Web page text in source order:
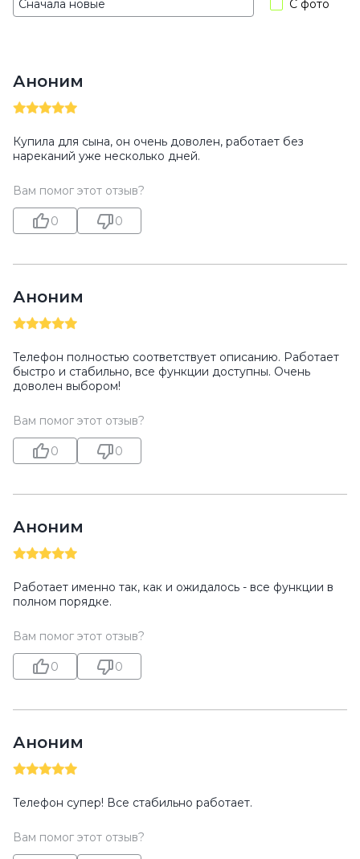
С фото
Аноним
Купила для сына, он очень доволен, работает без
нареканий уже несколько дней.
Вам помог этот отзыв?
0 0
Аноним
Телефон полностью соответствует описанию. Работает
быстро и стабильно, все функции доступны. Очень
доволен выбором!
Вам помог этот отзыв?
0 0
Аноним
Работает именно так, как и ожидалось - все функции в
полном порядке.
Вам помог этот отзыв?
0 0
Аноним
Телефон супер! Все стабильно работает.
Вам помог этот отзыв?